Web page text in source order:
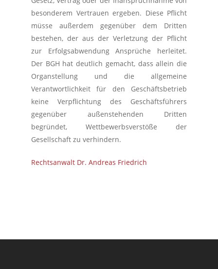
besonderem Vertrauen ergeben. Diese Pflicht
müsse außerdem gegenüber dem Dritten
bestehen, der aus der Verletzung der Pflicht
zur Erfolgsabwendung Ansprüche herleitet.
Der BGH hat deutlich gemacht, dass allein die
Organstellung und die allgemeine
Verantwortlichkeit für den Geschäftsbetrieb
keine Verpflichtung des Geschäftsführers
gegenüber außenstehenden Dritten
begründet, Wettbewerbsverstöße der
Gesellschaft zu verhindern.
Rechtsanwalt Dr. Andreas Friedrich